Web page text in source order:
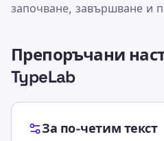
започване, завършване и
Препоръчани
TypeLab
За по-четим текст